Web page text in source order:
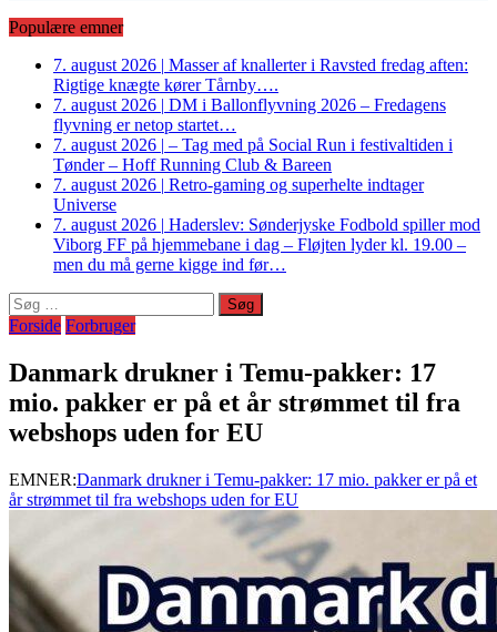
Populære emner
7. august 2026 | Masser af knallerter i Ravsted fredag aften:
Rigtige knægte kører Tårnby….
7. august 2026 | DM i Ballonflyvning 2026 – Fredagens
flyvning er netop startet…
7. august 2026 | – Tag med på Social Run i festivaltiden i
Tønder – Hoff Running Club & Bareen
7. august 2026 | Retro-gaming og superhelte indtager
Universe
7. august 2026 | Haderslev: Sønderjyske Fodbold spiller mod
Viborg FF på hjemmebane i dag – Fløjten lyder kl. 19.00 –
men du må gerne kigge ind før…
Søg
efter:
Forside Forbruger
Danmark drukner i Temu-pakker: 17
mio. pakker er på et år strømmet til fra
webshops uden for EU
EMNER:Danmark drukner i Temu-pakker: 17 mio. pakker er på et
år strømmet til fra webshops uden for EU